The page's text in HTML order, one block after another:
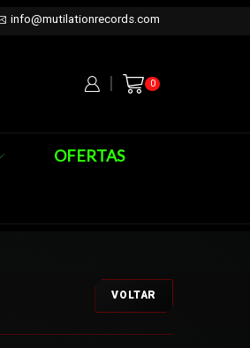
info@mutilationrecords.com
0
OFERTAS
VOLTAR